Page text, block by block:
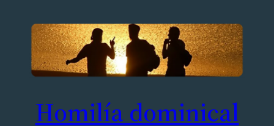
contenido
Homilía dominical